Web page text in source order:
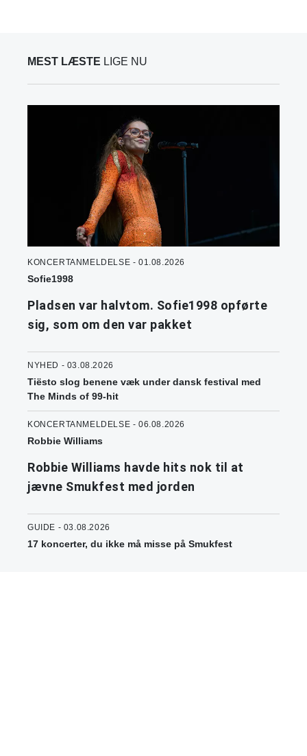
MEST LÆSTE LIGE NU
KONCERTANMELDELSE - 01.08.2026
Sofie1998
Pladsen var halvtom. Sofie1998 opførte
sig, som om den var pakket
NYHED - 03.08.2026
Tiësto slog benene væk under dansk festival med
The Minds of 99-hit
KONCERTANMELDELSE - 06.08.2026
Robbie Williams
Robbie Williams havde hits nok til at
jævne Smukfest med jorden
GUIDE - 03.08.2026
17 koncerter, du ikke må misse på Smukfest